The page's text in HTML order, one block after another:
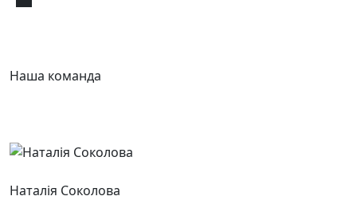
Наша команда
Наталія Соколова